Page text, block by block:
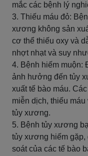
mắc các bệnh lý
3. Thiếu máu đỏ:
xương không sản
cơ thể thiếu oxy và
nhợt nhạt và suy
4. Bệnh hiếm muộn:
ảnh hưởng đến tủy
xuất tế bào máu.
miễn dịch, thiếu
tủy xương.
5. Bệnh tủy xương
tủy xương hiếm gặp,
soát của các tế bào